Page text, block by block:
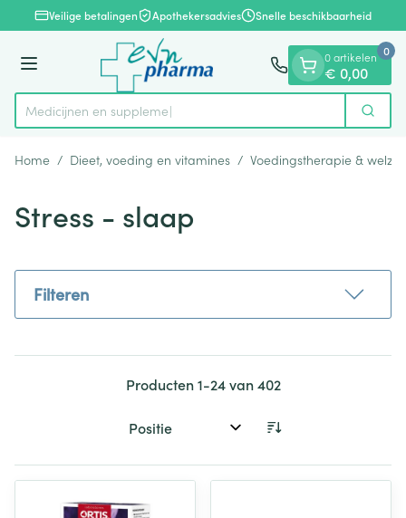
Ga naar de inhoud
1 van 1Veilige betalingen Apothekersadvies Snelle beschikbaarheid
Menu
Product, merk, categorie...
Medic Zoek
0 artikelen
€ 0,00
0
Home / Dieet, voeding en vitamines / Voedingstherapie & welzijn
Stress - slaap
Filteren
Producten1-24van402
Sorteer op: